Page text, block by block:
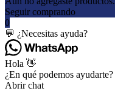
Seguir comprando
0
💬 ¿Necesitas ayuda?
Hola 👋
¿En qué podemos ayudarte?
Abrir chat